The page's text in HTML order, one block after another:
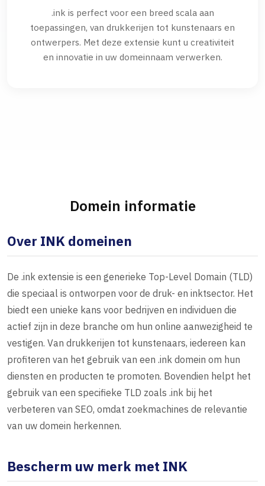
.ink is perfect voor een breed scala aan
toepassingen, van drukkerijen tot kunstenaars en
ontwerpers. Met deze extensie kunt u creativiteit
en innovatie in uw domeinnaam verwerken.
Domein informatie
Over INK domeinen
De .ink extensie is een generieke Top-Level Domain (TLD)
die speciaal is ontworpen voor de druk- en inktsector. Het
biedt een unieke kans voor bedrijven en individuen die
actief zijn in deze branche om hun online aanwezigheid te
vestigen. Van drukkerijen tot kunstenaars, iedereen kan
profiteren van het gebruik van een .ink domein om hun
diensten en producten te promoten. Bovendien helpt het
gebruik van een specifieke TLD zoals .ink bij het
verbeteren van SEO, omdat zoekmachines de relevantie
van uw domein herkennen.
Bescherm uw merk met INK